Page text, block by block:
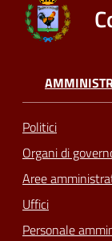
Politici
Organi di
Aree
Uffici
Personale